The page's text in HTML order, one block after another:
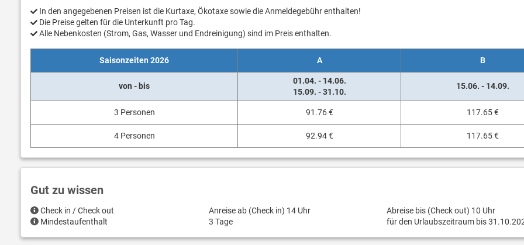
In den angegebenen Preisen ist die Kurtaxe, Ökotaxe sowie die Anmeldegebühr enthalten!
Die Preise gelten für die Unterkunft pro Tag.
Alle Nebenkosten (Strom, Gas, Wasser und Endreinigung) sind im Preis enthalten.
Saisonzeiten 2026 A B
von - bis
01.04. - 14.06.
15.09. - 31.10.
15.06. - 14.09.
3 Personen 91.76 € 117.65 €
4 Personen 92.94 € 117.65 €
Gut zu wissen
Check in / Check out Anreise ab (Check in) 14 Uhr
Abreise bis (Check out) 10 Uhr
Mindestaufenthalt
3 Tage für den Urlaubszeitraum bis